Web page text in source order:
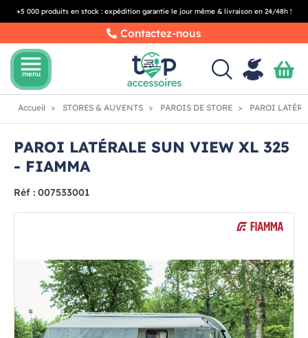
+5 000 produits en stock : expédition garantie le jour même & livraison en 24/48h !
Contactez-nous
menu
menu
Accueil STORES & AUVENTS PAROIS DE STORE PAROI
PAROI LATÉRALE SUN VIEW XL 325
- FIAMMA
Réf : 007533001